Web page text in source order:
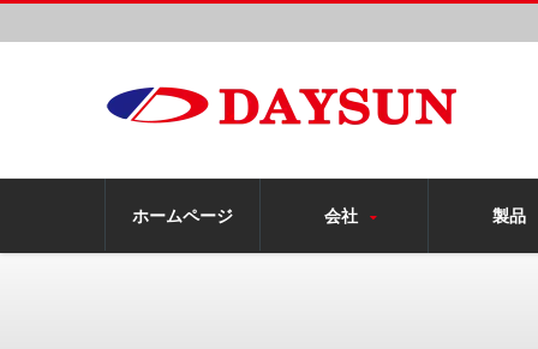
ホームページ 会社 製品